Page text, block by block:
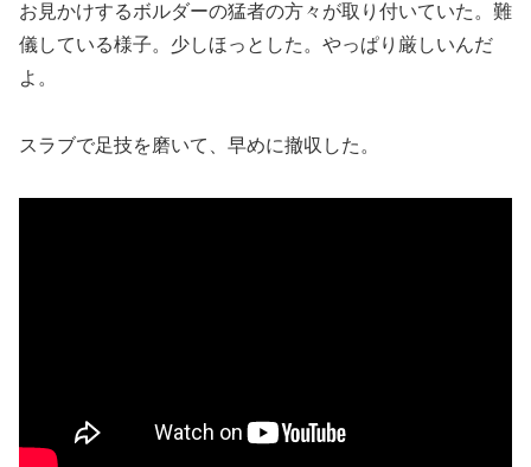
お見かけするボルダーの猛者の方々が取り付いていた。難
儀している様子。少しほっとした。やっぱり厳しいんだ
よ。
スラブで足技を磨いて、早めに撤収した。